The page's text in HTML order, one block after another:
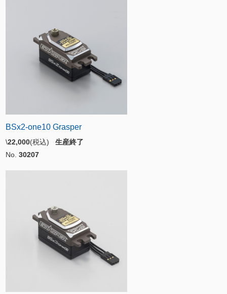
BSx2-one10 Grasper
\22,000(税込) 生産終了
No. 30207